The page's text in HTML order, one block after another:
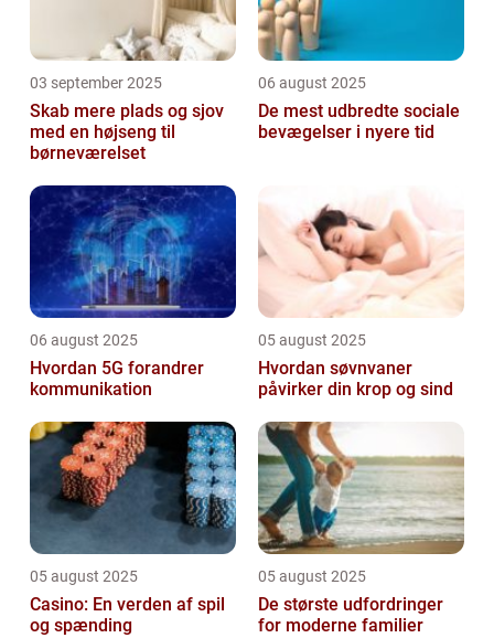
03 september 2025
Skab mere plads og sjov
med en højseng til
børneværelset
06 august 2025
De mest udbredte sociale
bevægelser i nyere tid
06 august 2025
Hvordan 5G forandrer
kommunikation
05 august 2025
Hvordan søvnvaner
påvirker din krop og sind
05 august 2025
Casino: En verden af spil
og spænding
05 august 2025
De største udfordringer
for moderne familier